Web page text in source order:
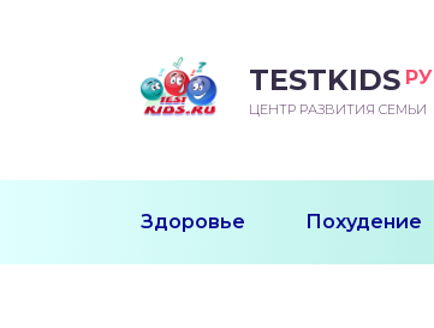
TESTKIDS РУ
ЦЕНТР РАЗВИТИЯ СЕМЬИ
Здоровье Похудение
МЕСЯЦ
УЧИТСЯ
ПОСЛЕ ГОДА
К ШКОЛЕ
ДОШКОЛЬНИКА
ШКОЛА
ШКОЛЬНИКА
ШКОЛЬНИКА